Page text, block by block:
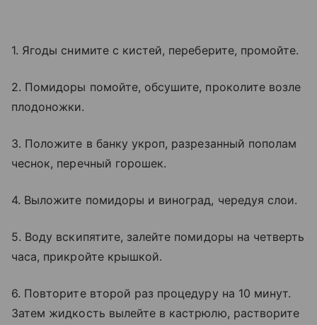
1. Ягоды снимите с кистей, переберите, промойте.
2. Помидоры помойте, обсушите, проколите возле
плодоножки.
3. Положите в банку укроп, разрезанный пополам
чеснок, перечный горошек.
4. Выложите помидоры и виноград, чередуя слои.
5. Воду вскипятите, залейте помидоры на четверть
часа, прикройте крышкой.
6. Повторите второй раз процедуру на 10 минут.
Затем жидкость вылейте в кастрюлю, растворите